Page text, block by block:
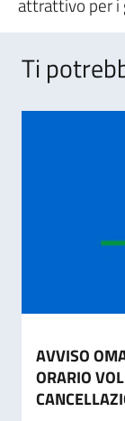
attrattivo per i
Ti
AVVISO
ORARIO